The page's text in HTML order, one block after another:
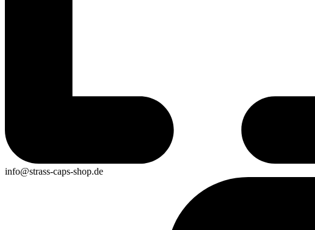
info@strass-caps-shop.de